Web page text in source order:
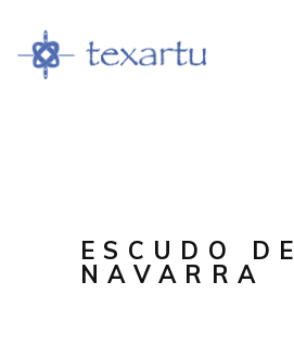
ESCUDO DE
NAVARRA